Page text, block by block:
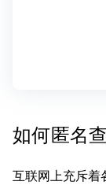
如何匿名
互联网上充斥着